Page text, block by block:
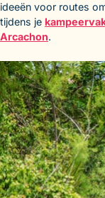
ideeën voor routes
tijdens je
Arcachon.